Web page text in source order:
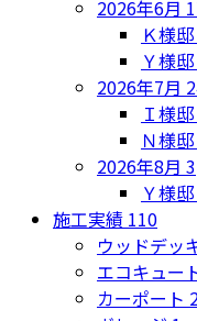
2026年6月
Ｋ様邸
Ｙ様邸
2026年7月
Ｉ様邸
Ｎ様邸
2026年8月 3
Ｙ様邸
施工実績 110
ウッドデッ
エコキュー
カーポート